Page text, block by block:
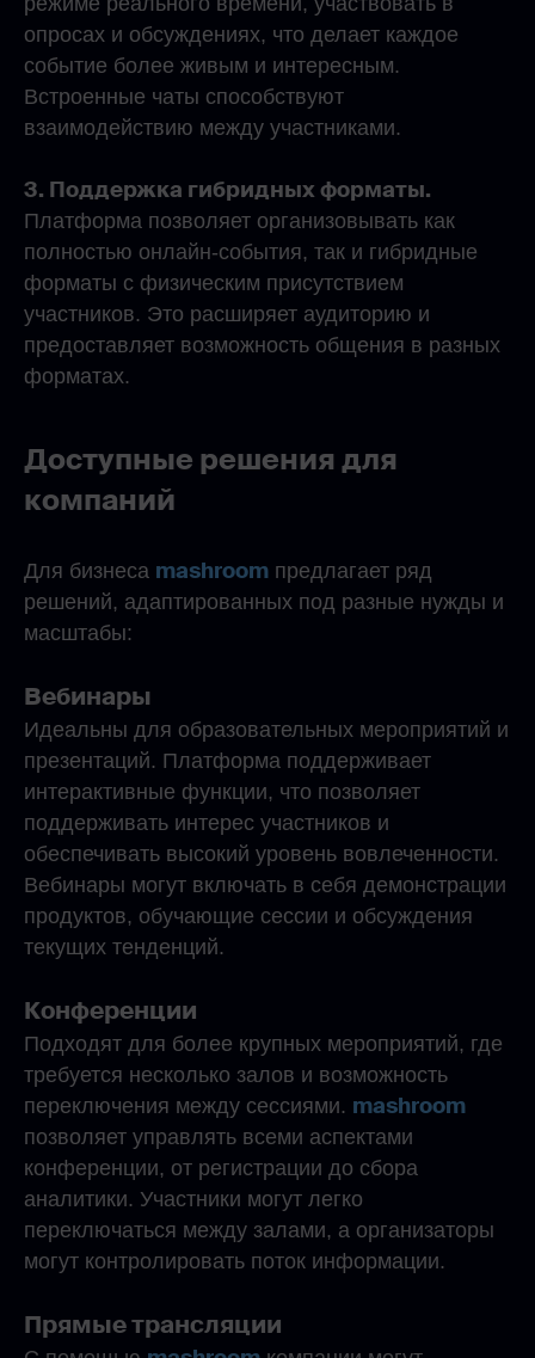
опросах и обсуждениях, что делает каждое
событие более живым и интересным.
Встроенные чаты способствуют
взаимодействию между участниками.
3. Поддержка гибридных форматы.
Платформа позволяет организовывать как
полностью онлайн-события, так и гибридные
форматы с физическим присутствием
участников. Это расширяет аудиторию и
предоставляет возможность общения в разных
форматах.
Доступные решения для
компаний
Для бизнеса mashroom предлагает ряд
решений, адаптированных под разные нужды и
масштабы:
Вебинары
Идеальны для образовательных мероприятий и
презентаций. Платформа поддерживает
интерактивные функции, что позволяет
поддерживать интерес участников и
обеспечивать высокий уровень вовлеченности.
Вебинары могут включать в себя демонстрации
продуктов, обучающие сессии и обсуждения
текущих тенденций.
Конференции
Подходят для более крупных мероприятий, где
требуется несколько залов и возможность
переключения между сессиями. mashroom
позволяет управлять всеми аспектами
конференции, от регистрации до сбора
аналитики. Участники могут легко
переключаться между залами, а организаторы
могут контролировать поток информации.
Прямые трансляции